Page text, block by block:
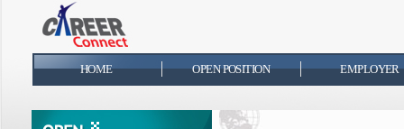
HOME OPEN POSITION EMPLOYER